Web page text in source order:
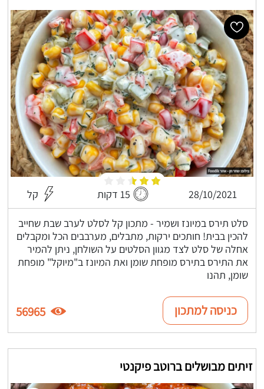
28/10/2021 15 דקות קל
סלט תירס במיונז ושמיר - מתכון קל לסלט לערב שבת שחייב
להכין בבית! חותכים ירקות, מתבלים, מערבבים הכל ומקבלים
אחלה של סלט לצד מגוון הסלטים על השולחן, ניתן להמיר
את התירס בתירס מופחת שומן ואת המיונז ב"מיוקל" מופחת
שומן, תהנו
כניסה למתכון 56965
זיתים מבושלים ברוטב פיקנטי